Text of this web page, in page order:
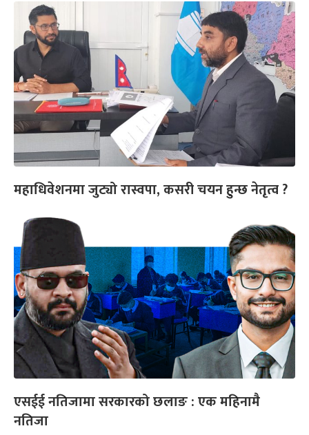
महाधिवेशनमा जुट्यो रास्वपा, कसरी चयन हुन्छ नेतृत्व ?
एसईई नतिजामा सरकारको छलाङ : एक महिनामै
नतिजा